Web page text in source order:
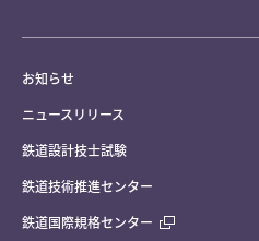
お知らせ
ニュースリリース
鉄道設計技士試験
鉄道技術推進センター
鉄道国際規格センター